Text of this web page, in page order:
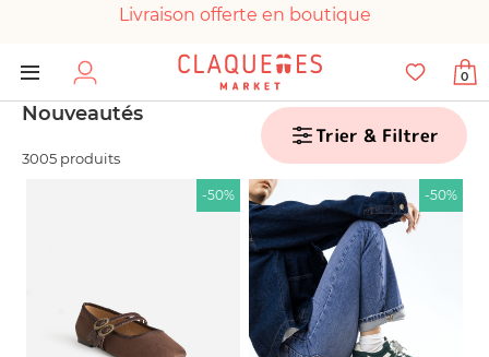
Livraison offerte en boutique
Paiement 100% sécurisé
Chaussures garanties en parfait état
0
Nouveautés
3005 produits
Trier & Filtrer
-50% -50%